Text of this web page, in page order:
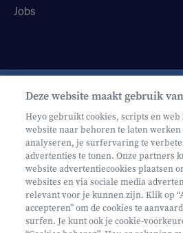
Jobs
Schrijf je in op onze
Volg ons op
Deze website maakt gebruik
Heyo gebruikt cookies, scripts en web
website naar behoren te laten
analyseren, je surfervaring te
advertenties te tonen. Onze partners
website advertentiecookies plaatsen
websites en via sociale media
relevant voor je kunnen zijn. Klik op
accepteren” om de cookies te
surfen. Je kunt ook je cookie-